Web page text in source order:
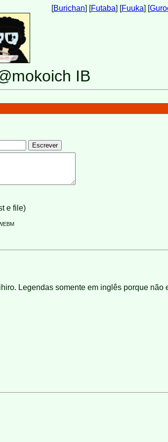
[Burichan] [Futaba] [Fuuka] [
IB
e file)
Legendas somente em inglês porque não